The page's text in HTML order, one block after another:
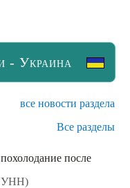
- Украина
все новости раздела
Все разделы
после